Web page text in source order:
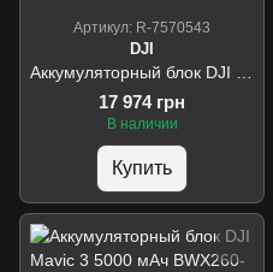
Артикул: R-7570543
DJI
17 974 грн
В наличии
Купить